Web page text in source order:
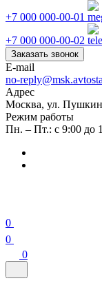
+7 000 000-00-01
+7 000 000-00-02
Заказать звонок
E-mail
no-
Адрес
Москва, ул.
Режим работы
Пн. – Пт.: с 9:00 до
0
0
0